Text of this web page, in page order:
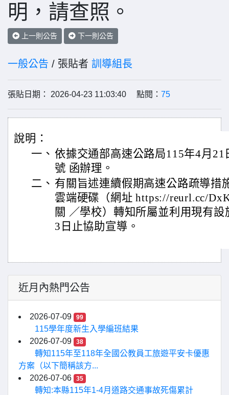
明，請查照。
上一則公告 下一則公告
一般公告 / 張貼者 訓導組長
張貼日期： 2026-04-23 11:03:40 點閱： 75
說明：
一、 依據交通部高速公路局115年4月21
號 函辦理。
二、 有關旨述連續假期高速公路疏導措
雲端硬碟（網址 https://reurl.cc/
關 ／學校）轉知所屬並利用現有
3日止協助宣導。
近月內熱門公告
2026-07-09 99
115學年度新生入學編班結果
2026-07-09
38
轉知115年至118年全國公教員工旅遊平安卡優惠
方案（以下簡稱該方...
2026-07-06
35
轉知:本縣115年1-4月道路交通事故死傷累計